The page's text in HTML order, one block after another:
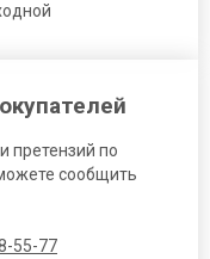
претензий по
сообщить
55-77